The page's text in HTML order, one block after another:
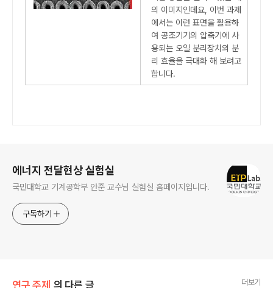
의 이미지인데요, 이번 과제
에서는 이런 표면을 활용하
여 공조기기의 압축기에 사
용되는 오일 분리장치의 분
리 효율을 극대화 해 보려고
합니다.
에너지 전달현상 실험실
국민대학교 기계공학부 안준 교수님 실험실 홈페이지입니다.
구독하기
연구 주제 의 다른 글 더보기